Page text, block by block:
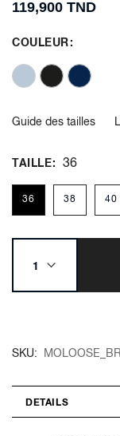
119,900 TND
COULEUR
Guide des tailles
TAILLE 36
36 38 40
SKU
DETAILS